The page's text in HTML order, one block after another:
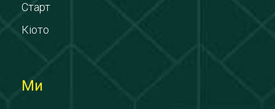
Старт
Кіото
Ми